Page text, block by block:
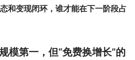
和变现闭环，谁才能在下一阶段占
模第一，但“免费换增长”的